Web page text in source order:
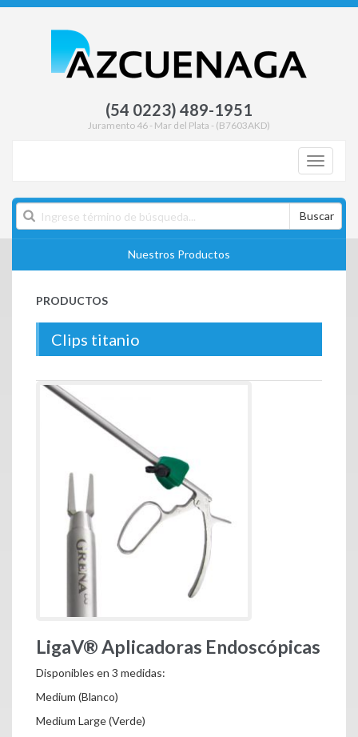
(54 0223) 489-1951
Juramento 46 - Mar del Plata - (B7603AKD)
Toggle
Buscar
Nuestros Productos
PRODUCTOS
Clips titanio
LigaV® Aplicadoras Endoscópicas
Disponibles en 3 medidas:
Medium (Blanco)
Medium Large (Verde)